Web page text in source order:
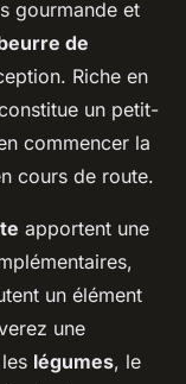
avoine
gourmande et
de
Riche en
un petit-
commencer la
cours de route.
apportent une
un élément
une
légumes, le